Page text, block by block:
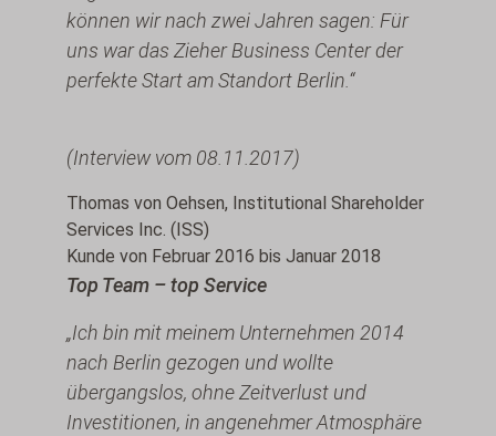
können wir nach zwei Jahren sagen: Für
uns war das Zieher Business Center der
perfekte Start am Standort Berlin.“
(Interview vom 08.11.2017)
Thomas von Oehsen, Institutional Shareholder
Services Inc. (ISS)
Kunde von Februar 2016 bis Januar 2018
Top Team – top Service
„Ich bin mit meinem Unternehmen 2014
nach Berlin gezogen und wollte
übergangslos, ohne Zeitverlust und
Investitionen, in angenehmer Atmosphäre